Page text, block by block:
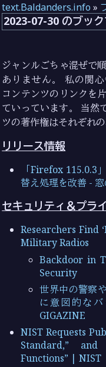
text.Baldanders.info »
2023-07-30 のブッ
ジャンルごちゃ混ぜで
ありません。 私の関
コンテンツのリンクを
ていっています。 当然
ツの著作権はそれぞれ
リリース情報
「Firefox 115.0.3
替え処理を改善 -
セキュリティ＆プラ
Researchers Find
Military Radios
Backdoor in
Security
世界中の警察
に意図的な
GIGAZINE
NIST Requests
Standard,”
Functions” | NIST